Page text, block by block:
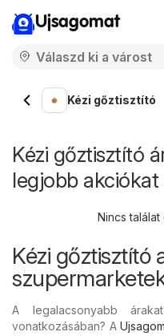
Ujsagomat
Kézi gőztisztító
Kézi gőztisztító
legjobb akciókat
Nincs
Kézi gőztisztító
A legalacsonyabb
vonatkozásában? A